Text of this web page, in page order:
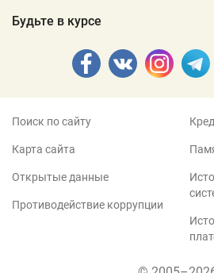
Будьте в курсе
Поиск по сайту
Карта сайта
Открытые данные
Противодействие коррупции